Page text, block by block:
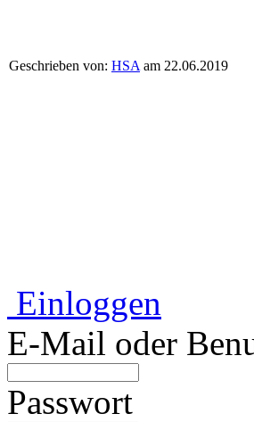
Geschrieben von: HSA am 22.06.2019
Einloggen
E-Mail oder
Passwort